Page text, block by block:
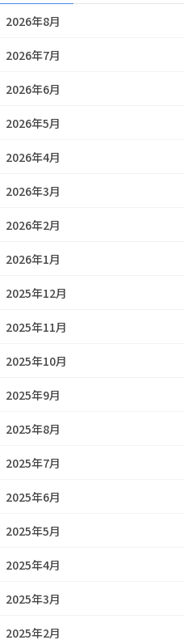
2026年8月
2026年7月
2026年6月
2026年5月
2026年4月
2026年3月
2026年2月
2026年1月
2025年12月
2025年11月
2025年10月
2025年9月
2025年8月
2025年7月
2025年6月
2025年5月
2025年4月
2025年3月
2025年2月